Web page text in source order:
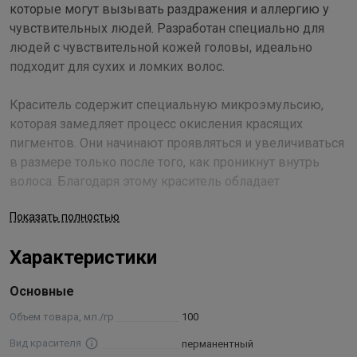
которые могут вызывать раздражения и аллергию у
чувствительных людей. Разработан специально для
людей с чувствительной кожей головы, идеально
подходит для сухих и ломких волос.
Краситель содержит специальную микроэмульсию,
которая замедляет процесс окисления красящих
пигментов. Они начинают проявляться и увеличиваться
в размере только после того, как проникнут внутрь
волоса. Благодаря этому краситель обладает
имеет значительно большую окрашивающую силу;
закрепление красящих пигментов в структуре волоса,
насыщенным; хорошо окрашивает даже самые трудно
поддающиеся стареющие волосы с ослабленной
кератиновой структурой; делает косметический цвет
очень стойким к смыванию.
Показать полностью
Характеристики
Основные
Объем товара, мл./гр 100
Вид красителя перманентный